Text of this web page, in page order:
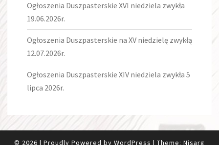
Ogłoszenia Duszpasterskie XVI niedziela zwykła
19.06.2026r.
Ogłoszenia Duszpasterskie na XV niedzielę zwykłą
12.07.2026r.
Ogłoszenia Duszpasterskie XIV niedziela zwykła 5
lipca 2026r.
© 2026 | Proudly Powered by WordPress | Theme: Nisarg